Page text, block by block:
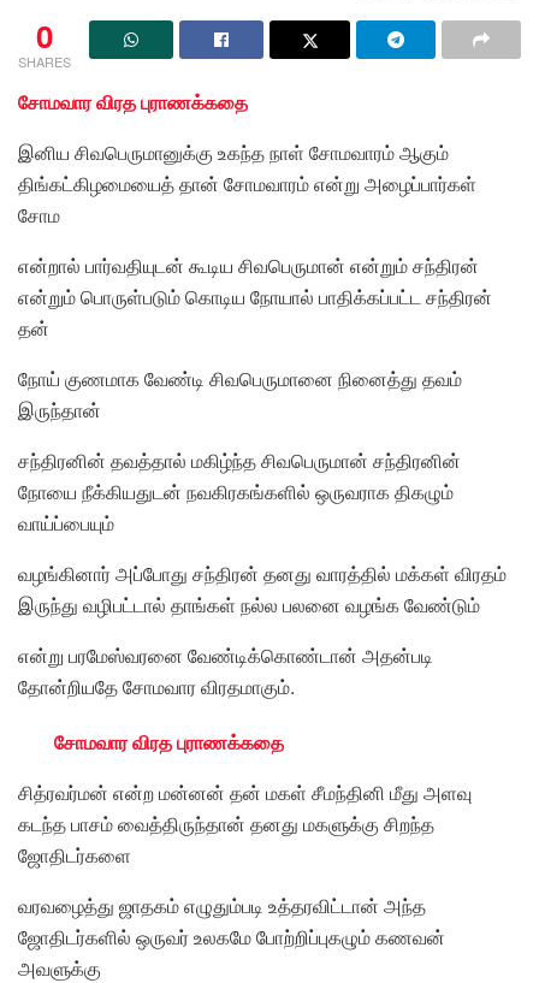
0
SHARES
சோமவார விரத புராணக்கதை
இனிய சிவபெருமானுக்கு உகந்த நாள் சோமவாரம் ஆகும்
திங்கட்கிழமையைத் தான் சோமவாரம் என்று அழைப்பார்கள்
சோம
என்றால் பார்வதியுடன் கூடிய சிவபெருமான் என்றும் சந்திரன்
என்றும் பொருள்படும் கொடிய நோயால் பாதிக்கப்பட்ட சந்திரன்
தன்
நோய் குணமாக வேண்டி சிவபெருமானை நினைத்து தவம்
இருந்தான்
சந்திரனின் தவத்தால் மகிழ்ந்த சிவபெருமான் சந்திரனின்
நோயை நீக்கியதுடன் நவகிரகங்களில் ஒருவராக திகழும்
வாய்ப்பையும்
வழங்கினார் அப்போது சந்திரன் தனது வாரத்தில் மக்கள் விரதம்
இருந்து வழிபட்டால் தாங்கள் நல்ல பலனை வழங்க வேண்டும்
என்று பரமேஸ்வரனை வேண்டிக்கொண்டான் அதன்படி
தோன்றியதே சோமவார விரதமாகும்.
சோமவார விரத புராணக்கதை
சித்ரவர்மன் என்ற மன்னன் தன் மகள் சீமந்தினி மீது அளவு
கடந்த பாசம் வைத்திருந்தான் தனது மகளுக்கு சிறந்த
ஜோதிடர்களை
வரவழைத்து ஜாதகம் எழுதும்படி உத்தரவிட்டான் அந்த
ஜோதிடர்களில் ஒருவர் உலகமே போற்றிப்புகழும் கணவன்
அவளுக்கு